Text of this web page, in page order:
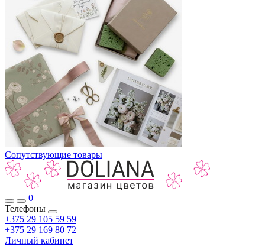
Сопутствующие товары
0
Телефоны
+375 29 105 59 59
+375 29 169 80 72
Личный кабинет